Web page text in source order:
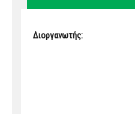
Διοργανωτής: